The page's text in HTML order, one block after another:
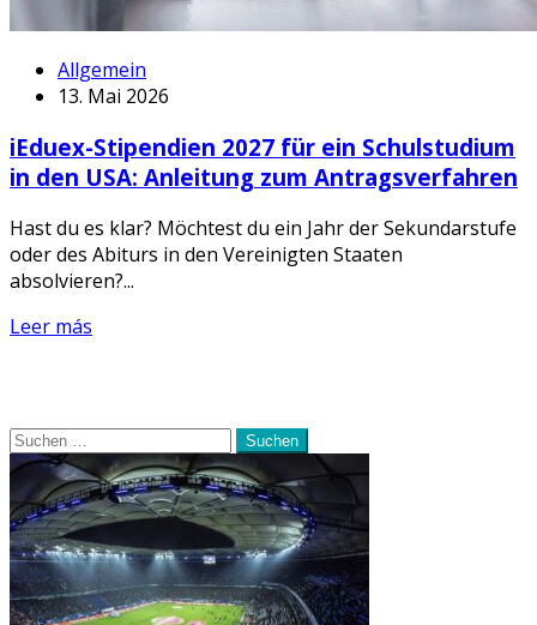
Allgemein
13. Mai 2026
iEduex-Stipendien 2027 für ein Schulstudium
in den USA: Anleitung zum Antragsverfahren
Hast du es klar? Möchtest du ein Jahr der Sekundarstufe
oder des Abiturs in den Vereinigten Staaten
absolvieren?...
Leer más
Suchen
nach: